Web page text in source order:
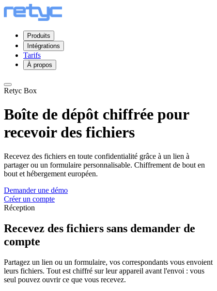
Produits
Intégrations
Tarifs
À propos
Retyc Box
Boîte de dépôt chiffrée pour
recevoir des fichiers
Recevez des fichiers en toute confidentialité grâce à un lien à
partager ou un formulaire personnalisable. Chiffrement de bout en
bout et hébergement européen.
Demander une démo
Créer un compte
Réception
Recevez des fichiers sans demander de
compte
Partagez un lien ou un formulaire, vos correspondants vous envoient
leurs fichiers. Tout est chiffré sur leur appareil avant l'envoi : vous
seul pouvez ouvrir ce que vous recevez.